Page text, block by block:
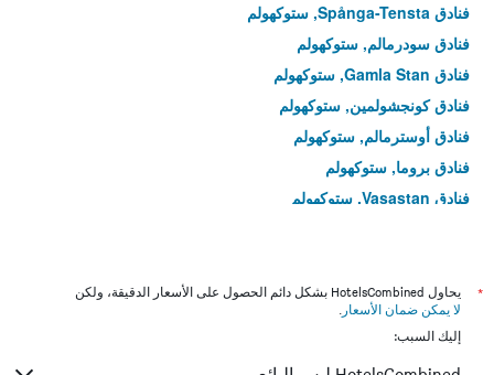
فنادق Spånga-Tensta, ستوكهولم
فنادق سودرمالم, ستوكهولم
فنادق Gamla Stan, ستوكهولم
فنادق كونجشولمين, ستوكهولم
فنادق أوسترمالم, ستوكهولم
فنادق بروما, ستوكهولم
فنادق Vasastan, ستوكهولم
فنادق نوررمالم, ستوكهولم
فنادق Älvsjö, ستوكهولم
*
يحاول HotelsCombined بشكل دائم الحصول على الأسعار الدقيقة، ولكن
لا يمكن ضمان الأسعار .
إليك السبب: